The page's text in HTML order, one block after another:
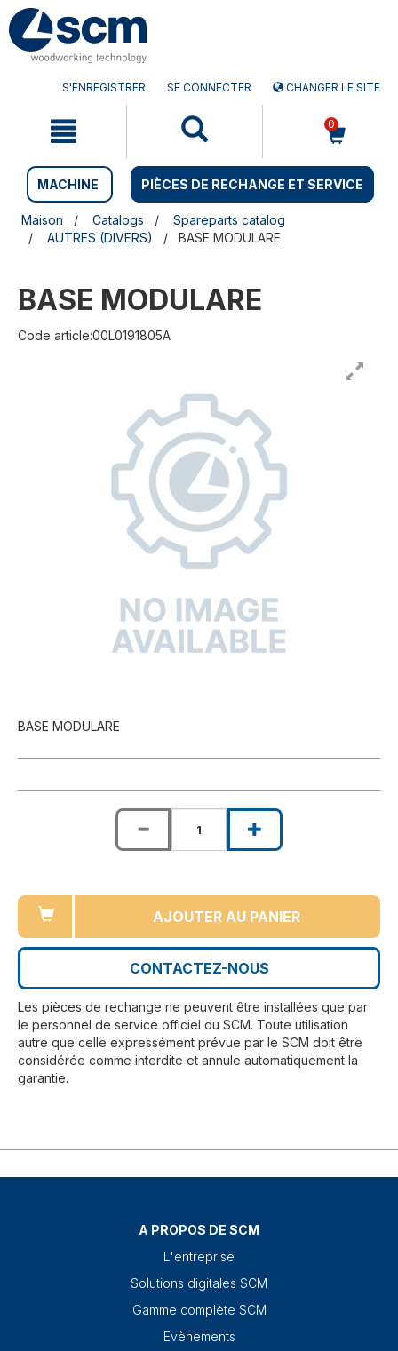
Aller
au
contenu
Menu
sauter
S'ENREGISTRER SE CONNECTER CHANGER LE SITE
0
MACHINE PIÈCES DE RECHANGE ET SERVICE
Maison Catalogs
Spareparts catalog
AUTRES (DIVERS)
BASE MODULARE
BASE MODULARE
Code article:00L0191805A
BASE MODULARE
AJOUTER AU PANIER
CONTACTEZ-NOUS
Les pièces de rechange ne peuvent être installées que par
le personnel de service officiel du SCM. Toute utilisation
autre que celle expressément prévue par le SCM doit être
considérée comme interdite et annule automatiquement la
garantie.
A PROPOS DE SCM
L'entreprise
Solutions digitales SCM
Gamme complète SCM
Evènements